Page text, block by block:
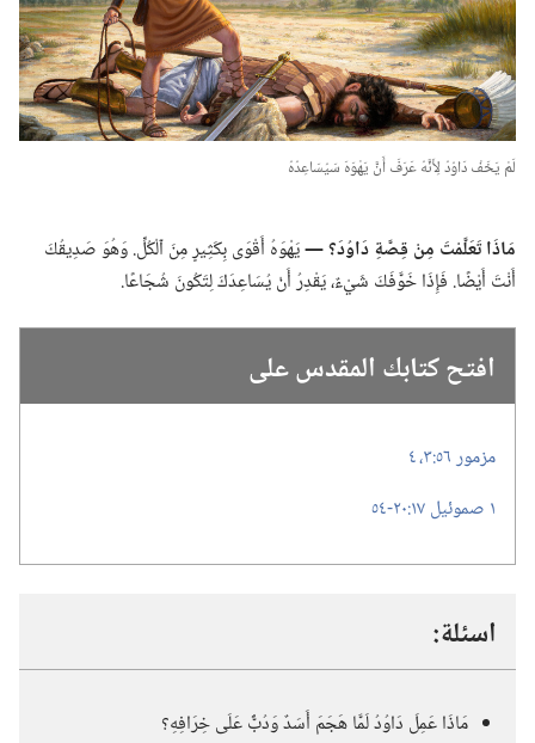
لَمْ يَخَفْ دَاوُدُ لِأَنَّهُ عَرَفَ أَنَّ يَهْوَهَ سَيُسَاعِدُهُ
مَاذَا تَعَلَّمْتَ مِنْ قِصَّةِ دَاوُدَ؟‏ —‏يَهْوَهُ أَقْوَى بِكَثِيرٍ مِنَ ٱلْكُلِّ.‏ وَهُوَ صَدِيقُكَ
أَنْتَ أَيْضًا.‏ فَإِذَا خَوَّفَكَ شَيْءٌ،‏ يَقْدِرُ أَنْ يُسَاعِدَكَ لِتَكُونَ شُجَاعًا.‏
افتح كتابك المقدس على
مزمور ٥٦:‏​٣،‏ ٤
١ صموئيل ١٧:‏​٢٠-‏٥٤
اسئلة:‏
مَاذَا عَمِلَ دَاوُدُ لَمَّا هَجَمَ أَسَدٌ وَدُبٌّ عَلَى خِرَافِهِ؟‏